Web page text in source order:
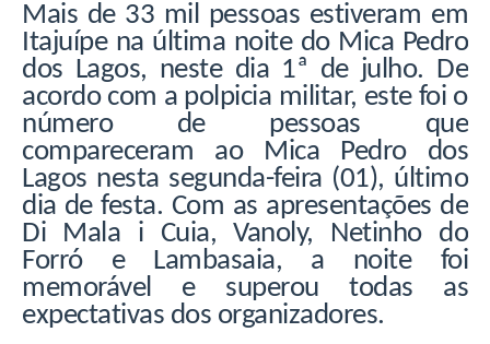
Mais de 33 mil pessoas estiveram em
Itajuípe na última noite do Mica Pedro
dos Lagos, neste dia 1ª de julho. De
acordo com a polpicia militar, este foi o
número de pessoas que
compareceram ao Mica Pedro dos
Lagos nesta segunda-feira (01), último
dia de festa. Com as apresentações de
Di Mala i Cuia, Vanoly, Netinho do
Forró e Lambasaia, a noite foi
memorável e superou todas as
expectativas dos organizadores.